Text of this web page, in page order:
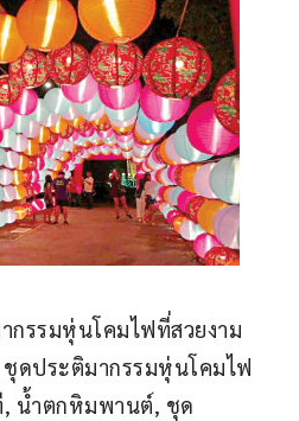
กรรมหุ่นโคมไฟที่สวยงาม
ดประติมากรรมหุ่นโคมไฟ
นํ้าตกหิมพานต์, ชุด